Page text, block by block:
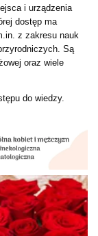
i urządzenia
dostęp ma
z zakresu nauk
Są
oraz wiele
do wiedzy.